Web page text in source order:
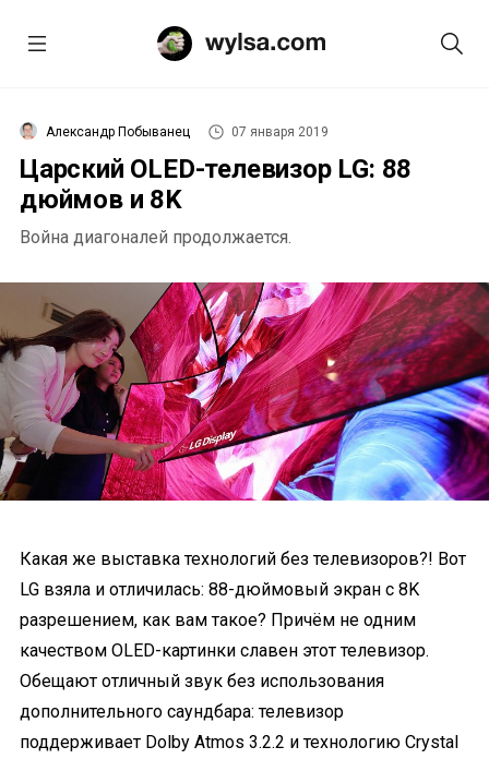
Александр Побыванец 07 января 2019
Царский OLED-телевизор LG: 88
дюймов и 8K
Война диагоналей продолжается.
Какая же выставка технологий без телевизоров?! Вот
LG взяла и отличилась: 88-дюймовый экран с 8K
разрешением, как вам такое? Причём не одним
качеством OLED-картинки славен этот телевизор.
Обещают отличный звук без использования
дополнительного саундбара: телевизор
поддерживает Dolby Atmos 3.2.2 и технологию Crystal